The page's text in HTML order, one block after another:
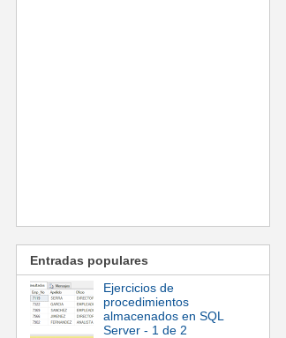
Entradas populares
Ejercicios de
procedimientos
almacenados en SQL
Server - 1 de 2